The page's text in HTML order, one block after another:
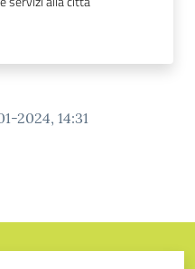
2024, 14:31